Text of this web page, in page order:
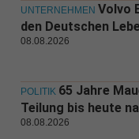
UNTERNEHMEN Volvo
den Deutschen
08.08.2026
POLITIK 65 Jahre
Teilung bis heute
08.08.2026